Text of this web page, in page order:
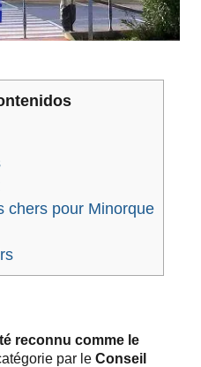
chers pour Minorque
reconnu comme le
par le Conseil